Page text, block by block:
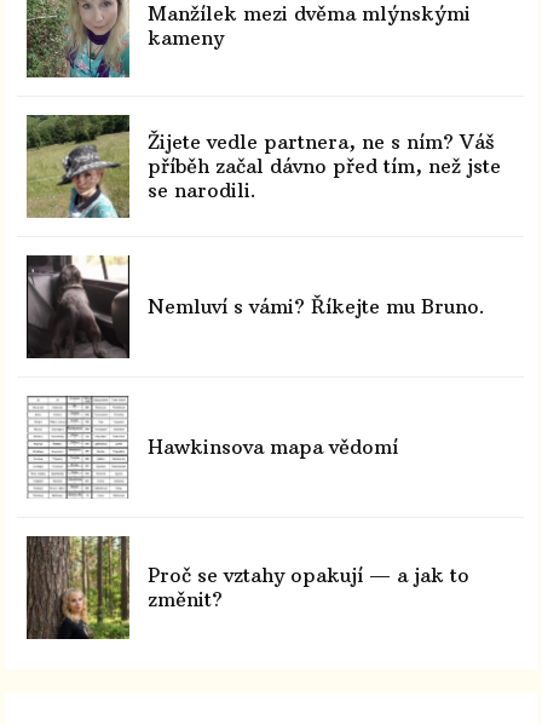
Manžílek mezi dvěma mlýnskými
kameny
Žijete vedle partnera, ne s ním? Váš
příběh začal dávno před tím, než jste
se narodili.
Nemluví s vámi? Říkejte mu Bruno.
Hawkinsova mapa vědomí
Proč se vztahy opakují — a jak to
změnit?